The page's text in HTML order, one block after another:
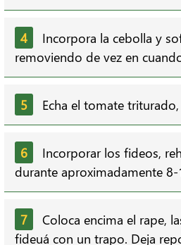
Incorpora la cebolla y
removiendo de vez en
Echa el tomate
Incorporar los fideos,
durante aproximadamente
Coloca encima el rape,
fideuá con un trapo. Deja